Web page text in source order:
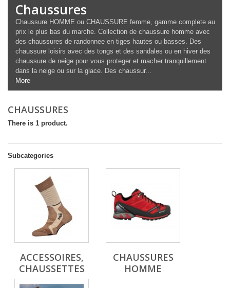
Chaussures
Chaussure HOMME ou CHAUSSURE femme, gamme complete au
prix le plus bas du marche. Collection de chaussure homme avec
des chaussures de randonnee en tiges hautes ou basses. Des
chaussure loisirs avec des tongs et des sandales ou en hiver des
chaussure de neige pour vous proteger et macher tranquillement
dans la neige ou sur la glace. Des chaussur...
More
CHAUSSURES
There is 1 product.
Subcategories
ACCESSOIRES,
CHAUSSETTES
CHAUSSURES
HOMME